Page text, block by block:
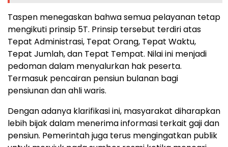
Taspen menegaskan bahwa semua pelayanan tetap
mengikuti prinsip 5T. Prinsip tersebut terdiri atas
Tepat Administrasi, Tepat Orang, Tepat Waktu,
Tepat Jumlah, dan Tepat Tempat. Nilai ini menjadi
pedoman dalam menyalurkan hak peserta.
Termasuk pencairan pensiun bulanan bagi
pensiunan dan ahli waris.
Dengan adanya klarifikasi ini, masyarakat diharapkan
lebih bijak dalam menerima informasi terkait gaji dan
pensiun. Pemerintah juga terus mengingatkan publik